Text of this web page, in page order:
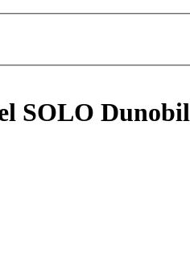
SOLO Dunobil